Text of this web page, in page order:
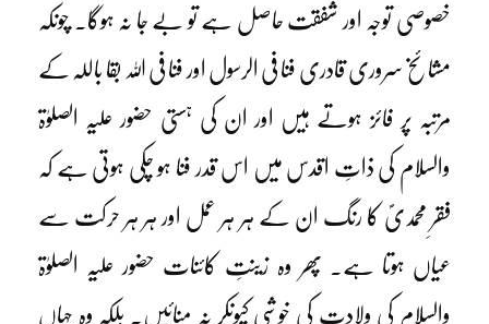
خصوصی توجہ اور شفقت حاصل ہے تو بے جا نہ ہوگا۔ چونکہ
مشائخ سروری قادری فنا فی الرسول اور فنا فی اللہ بقا باللہ کے
مرتبہ پر فائز ہوتے ہیں اور ان کی ہستی حضور علیہ الصلوٰۃ
والسلام کی ذاتِ اقدس میں اس قدر فنا ہو چکی ہوتی ہے کہ
فقرِ محمدیؐ کا رنگ ان کے ہر ہر عمل اور ہر ہر حرکت سے
عیاں ہوتا ہے۔ پھر وہ زینتِ کائنات حضور علیہ الصلوٰۃ
والسلام کی ولادت کی خوشی کیونکر نہ منائیں۔ بلکہ وہ جہاں